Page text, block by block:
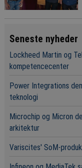
Seneste nyheder
Lockheed Martin og
kompetencecenter
Power Integrations
teknologi
Microchip og Micron
arkitektur
Variscites' SoM-